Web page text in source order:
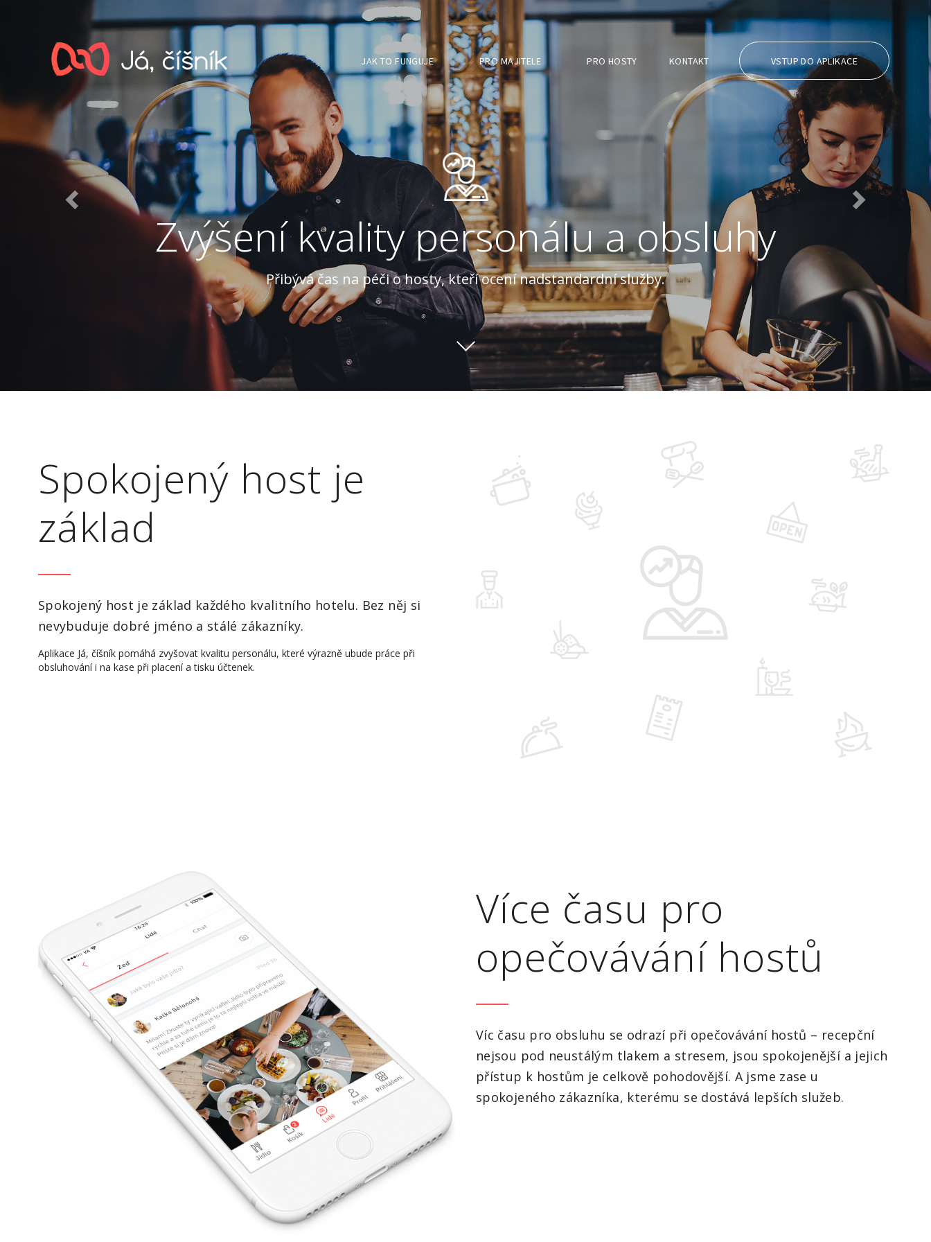
JAK TO FUNGUJE PRO MAJITELE PRO HOSTY KONTAKT VSTUP DO APLIKACE
Zvýšení kvality personálu a obsluhy
Přibývá čas na péči o hosty, kteří ocení nadstandardní služby.
Spokojený host je
základ
Spokojený host je základ každého kvalitního hotelu. Bez něj si
nevybuduje dobré jméno a stálé zákazníky.
Aplikace Já, číšník pomáhá zvyšovat kvalitu personálu, které výrazně ubude práce při
obsluhování i na kase při placení a tisku účtenek.
Více času pro
opečovávání hostů
Víc času pro obsluhu se odrazí při opečovávání hostů – recepční
nejsou pod neustálým tlakem a stresem, jsou spokojenější a jejich
přístup k hostům je celkově pohodovější. A jsme zase u
spokojeného zákazníka, kterému se dostává lepších služeb.